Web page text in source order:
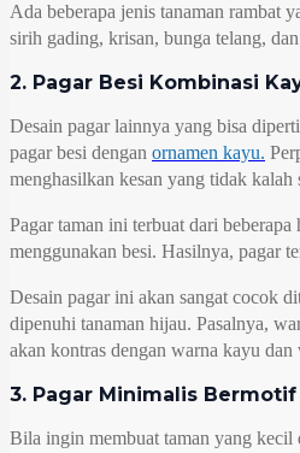
Ada beberapa jenis tanaman rambat
sirih gading, krisan, bunga telang,
2. Pagar Besi Kombinasi
Desain pagar lainnya yang bisa
pagar besi dengan ornamen kayu.
menghasilkan kesan yang tidak kalah
Pagar taman ini terbuat dari
menggunakan besi. Hasilnya, pagar
Desain pagar ini akan sangat cocok
dipenuhi tanaman hijau. Pasalnya,
akan kontras dengan warna kayu dan
3. Pagar Minimalis Bermotif
Bila ingin membuat taman yang kecil